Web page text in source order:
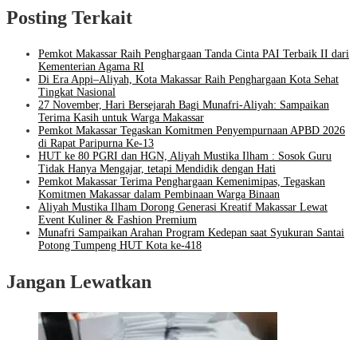
Posting Terkait
Pemkot Makassar Raih Penghargaan Tanda Cinta PAI Terbaik II dari
Kementerian Agama RI
Di Era Appi–Aliyah, Kota Makassar Raih Penghargaan Kota Sehat
Tingkat Nasional
27 November, Hari Bersejarah Bagi Munafri-Aliyah: Sampaikan
Terima Kasih untuk Warga Makassar
Pemkot Makassar Tegaskan Komitmen Penyempurnaan APBD 2026
di Rapat Paripurna Ke-13
HUT ke 80 PGRI dan HGN, Aliyah Mustika Ilham : Sosok Guru
Tidak Hanya Mengajar, tetapi Mendidik dengan Hati
Pemkot Makassar Terima Penghargaan Kemenimipas, Tegaskan
Komitmen Makassar dalam Pembinaan Warga Binaan
Aliyah Mustika Ilham Dorong Generasi Kreatif Makassar Lewat
Event Kuliner & Fashion Premium
Munafri Sampaikan Arahan Program Kedepan saat Syukuran Santai
Potong Tumpeng HUT Kota ke-418
Jangan Lewatkan